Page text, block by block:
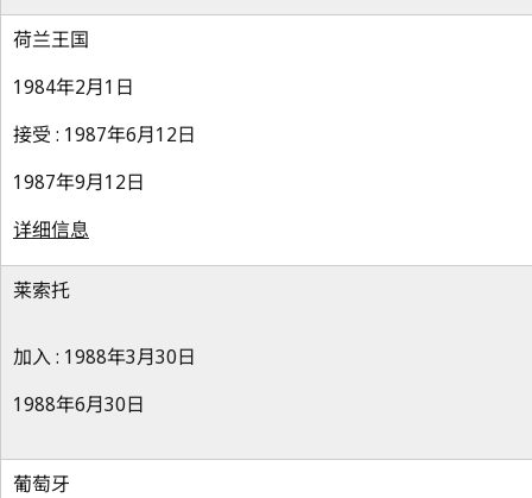
荷兰王国
1984年2月1日
接受 : 1987年6月12日
1987年9月12日
详细信息
莱索托
加入 : 1988年3月30日
1988年6月30日
葡萄牙